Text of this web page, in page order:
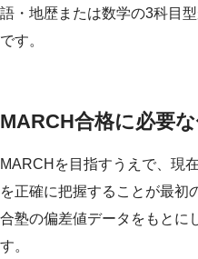
語・地歴または数学の3科目
です。
MARCH合格に必要
MARCHを目指すうえで、現
を正確に把握することが最初
合塾の偏差値データをもとに
す。